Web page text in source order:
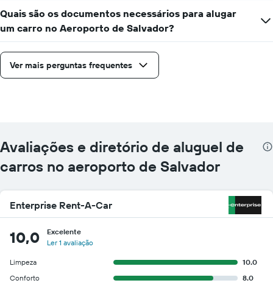
Quais são os documentos necessários para alugar
um carro no Aeroporto de Salvador?
Ver mais perguntas frequentes
Avaliações e diretório de aluguel de
carros no aeroporto de Salvador
Enterprise Rent-A-Car
10,0
Excelente
Ler 1 avaliação
Limpeza
10.0
Conforto
8.0